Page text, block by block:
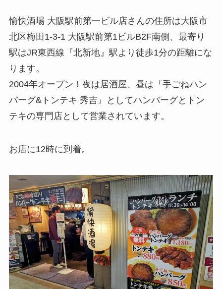
愉快酒場 大阪駅前第一ビル店さんの住所は大阪市
北区梅田1-3-1 大阪駅前第1ビルB2F南側、最寄り
駅はJR東西線『北新地』駅より徒歩1分の距離にな
ります。
2004年オープン！夜は居酒屋、昼は『手ごねハン
バーグ&トンテキ 秀吉』としてハンバーグとトン
テキの専門店として営業されています。
お店に12時に到着。